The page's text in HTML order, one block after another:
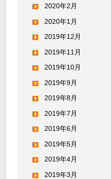
2020年2月
2020年1月
2019年12月
2019年11月
2019年10月
2019年9月
2019年8月
2019年7月
2019年6月
2019年5月
2019年4月
2019年3月